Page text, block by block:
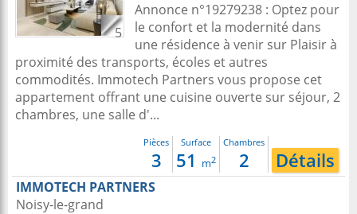
5
Annonce n°19279238 : Optez pour
le confort et la modernité dans
une résidence à venir sur Plaisir à
proximité des transports, écoles et autres
commodités. Immotech Partners vous propose cet
appartement offrant une cuisine ouverte sur séjour, 2
chambres, une salle d'...
Pièces
3
Surface
51 m2
Chambres
2 Détails
IMMOTECH PARTNERS
Noisy-le-grand